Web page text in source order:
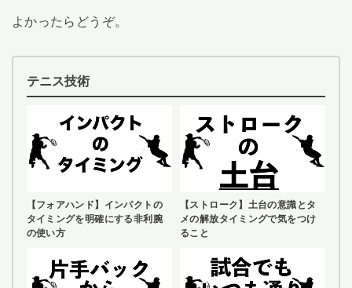
よかったらどうぞ。
テニス技術
【フォアハンド】インパクトの
タイミングを明確にする非利腕
の使い方
【ストローク】土台の意識とタ
メの解放タイミングで気をつけ
ること